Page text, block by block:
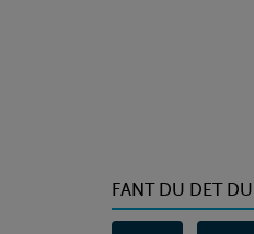
FANT DU DET DU